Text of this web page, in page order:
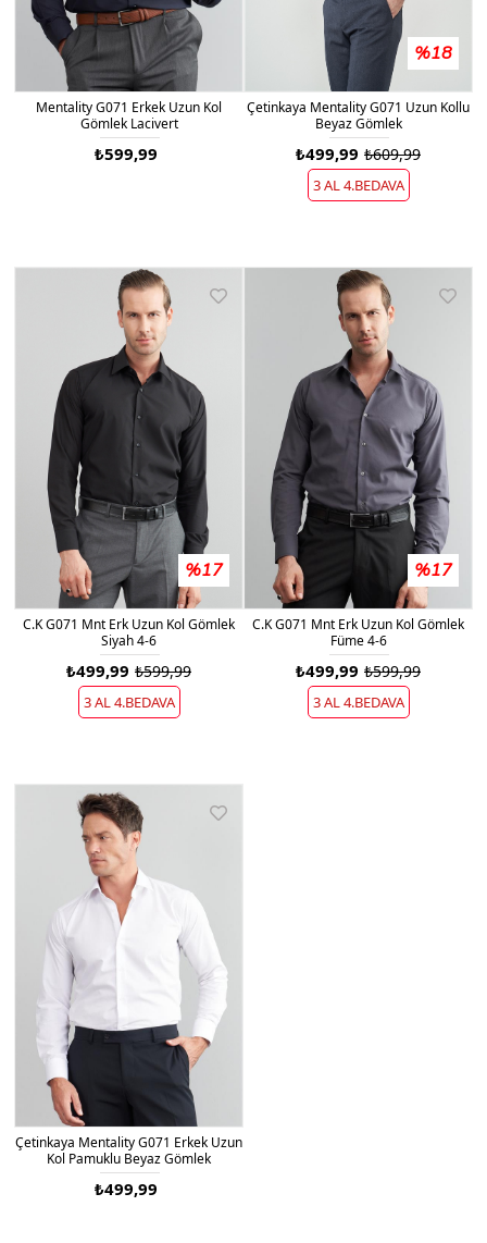
Mentality G071 Erkek Uzun Kol
Gömlek Lacivert
₺599,99
%18
Çetinkaya Mentality G071 Uzun Kollu
Beyaz Gömlek
₺499,99 ₺609,99
3 AL 4.BEDAVA
%17
C.K G071 Mnt Erk Uzun Kol Gömlek
Siyah 4-6
₺499,99 ₺599,99
3 AL 4.BEDAVA
%17
C.K G071 Mnt Erk Uzun Kol Gömlek
Füme 4-6
₺499,99 ₺599,99
3 AL 4.BEDAVA
Çetinkaya Mentality G071 Erkek Uzun
Kol Pamuklu Beyaz Gömlek
₺499,99